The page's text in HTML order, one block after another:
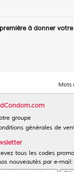
à donner
Mots
groupe
générales de
tous les codes
nouveautés par e-mail: